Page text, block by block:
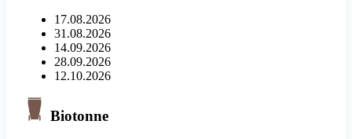
17.08.2026
31.08.2026
14.09.2026
28.09.2026
12.10.2026
Biotonne